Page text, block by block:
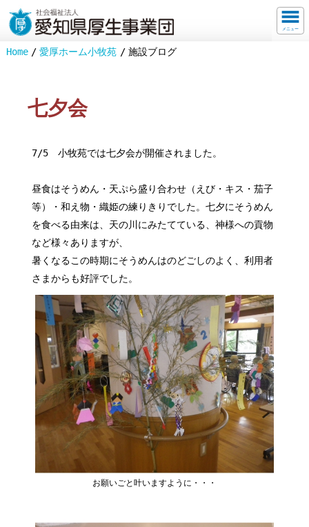
メニュー
Home 愛厚ホーム小牧苑 施設ブログ
七夕会
7/5 小牧苑では七夕会が開催されました。
昼食はそうめん・天ぷら盛り合わせ（えび・キス・茄子
等）・和え物・織姫の練りきりでした。七夕にそうめん
を食べる由来は、天の川にみたてている、神様への貢物
など様々ありますが、
暑くなるこの時期にそうめんはのどごしのよく、利用者
さまからも好評でした。
お願いごと叶いますように・・・